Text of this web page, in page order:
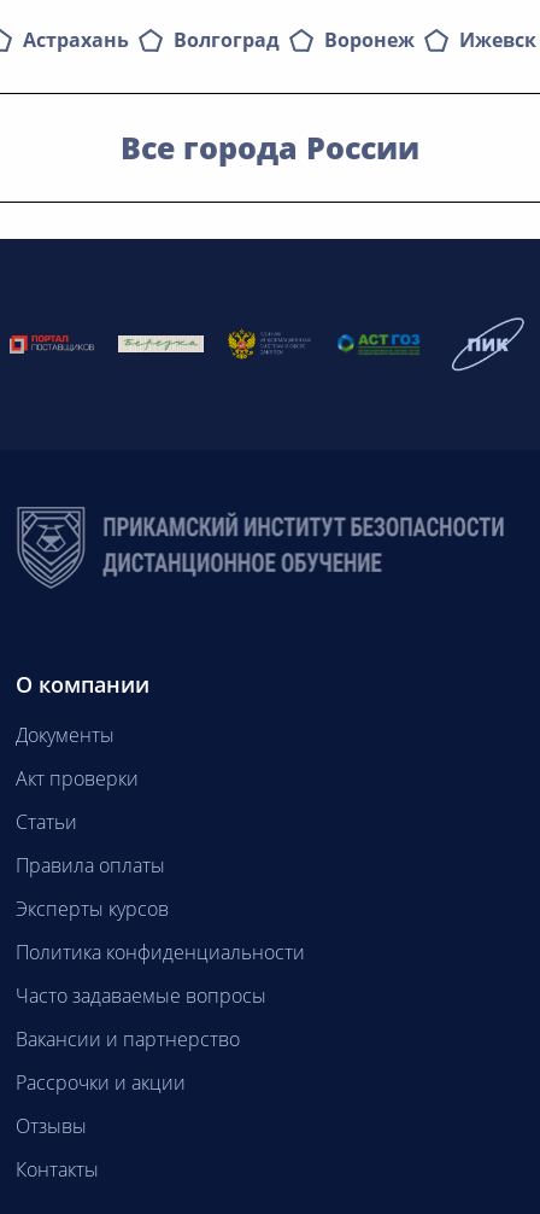
Астрахань Волгоград Воронеж Ижевск
Все города России
О компании
Документы
Акт проверки
Статьи
Правила оплаты
Эксперты курсов
Политика конфиденциальности
Часто задаваемые вопросы
Вакансии и партнерство
Рассрочки и акции
Отзывы
Контакты